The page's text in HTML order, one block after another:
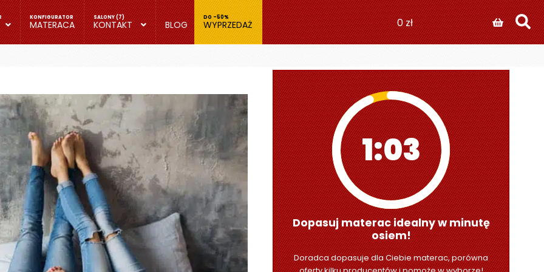
MATERACA KONTAKT BLOG WYPRZEDAŻ 0zł
1:01
Dopasuj materac idealny w minutę
osiem!
Doradca dopasuje dla Ciebie materac, porówna